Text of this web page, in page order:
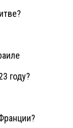
году?